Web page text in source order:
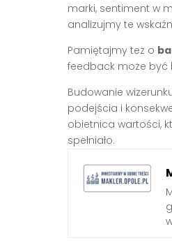
marki, sentiment w
analizujmy te
Pamiętajmy też o
feedback może być
Budowanie
podejścia i
obietnica wartości,
spełniało.